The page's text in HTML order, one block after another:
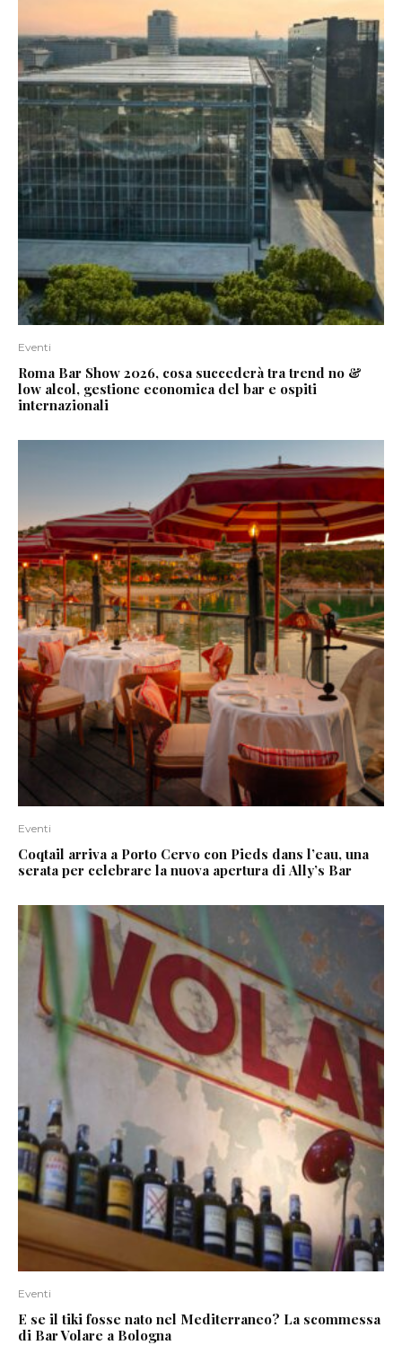
Eventi
Roma Bar Show 2026, cosa succederà tra trend no &
low alcol, gestione economica del bar e ospiti
internazionali
Eventi
Coqtail arriva a Porto Cervo con Pieds dans l’eau, una
serata per celebrare la nuova apertura di Ally’s Bar
Eventi
E se il tiki fosse nato nel Mediterraneo? La scommessa
di Bar Volare a Bologna